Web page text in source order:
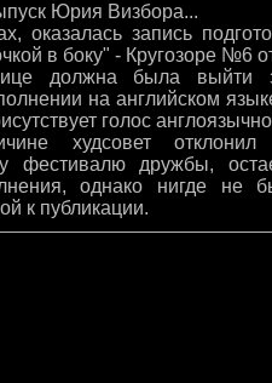
Юрия Визбора...
оказалась запись
в боку" - Кругозоре №6
должна была
на английском
голос
худсовет
фестивалю дружбы,
однако нигде не
к публикации.